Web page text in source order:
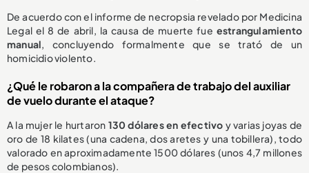
De acuerdo con el informe de necropsia revelado por Medicina
Legal el 8 de abril, la causa de muerte fue estrangulamiento
manual , concluyendo formalmente que se trató de un
homicidio violento.
¿Qué le robaron a la compañera de trabajo del auxiliar
de vuelo durante el ataque?
A la mujer le hurtaron 130 dólares en efectivo y varias joyas de
oro de 18 kilates (una cadena, dos aretes y una tobillera), todo
valorado en aproximadamente 1500 dólares (unos 4,7 millones
de pesos colombianos).